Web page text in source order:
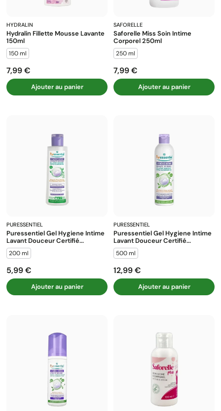
HYDRALIN
Hydralin Fillette Mousse Lavante
150ml
150 ml
Prix
7,99 €
Ajouter au panier
SAFORELLE
Saforelle Miss Soin Intime
Corporel 250ml
250 ml
Prix
7,99 €
Ajouter au panier
PURESSENTIEL
Puressentiel Gel Hygiene Intime
Lavant Douceur Certifié...
200 ml
Prix
5,99 €
Ajouter au panier
PURESSENTIEL
Puressentiel Gel Hygiene Intime
Lavant Douceur Certifié...
500 ml
Prix
12,99 €
Ajouter au panier